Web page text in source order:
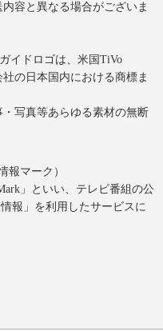
容と異なる場合がございま
イドロゴは、米国TiVo
の日本国内における商標ま
写真等あらゆる素材の無断
報マーク）
」といい、テレビ番組の公
報」を利用したサービスに